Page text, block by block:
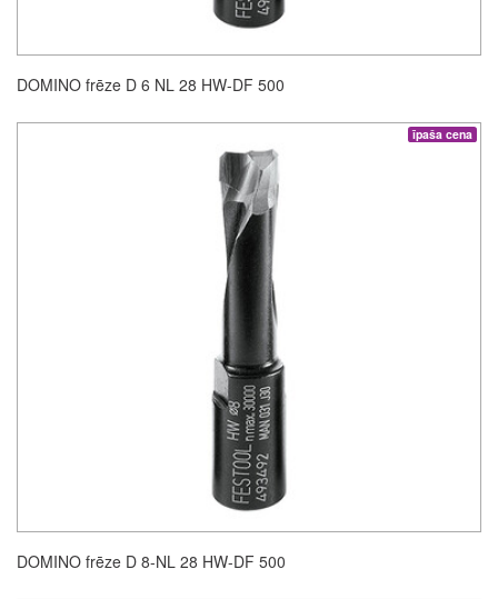
DOMINO frēze D 6 NL 28 HW-DF 500
īpaša cena
DOMINO frēze D 8-NL 28 HW-DF 500